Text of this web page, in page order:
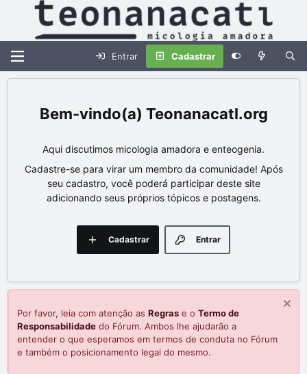
Entrar Cadastrar
Teonanacatl.org
Aqui discutimos micologia amadora e enteogenia.
Cadastre-se para virar um membro da comunidade! Após
seu cadastro, você poderá participar deste site
adicionando seus próprios tópicos e postagens.
Entrar
Cadastrar
Por favor, leia com atenção as Regras e o Termo de
Responsabilidade do Fórum. Ambos lhe ajudarão a
entender o que esperamos em termos de conduta no Fórum
e também o posicionamento legal do mesmo.